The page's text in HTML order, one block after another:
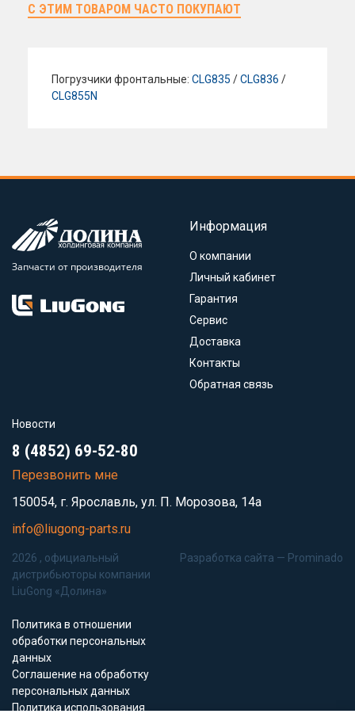
С ЭТИМ ТОВАРОМ ЧАСТО ПОКУПАЮТ
Погрузчики фронтальные: CLG835 /CLG836 /
CLG855N
Запчасти от производителя
Информация
О компании
Личный кабинет
Гарантия
Сервис
Доставка
Контакты
Обратная связь
Новости
8 (4852) 69-52-80
Перезвонить мне
150054, г. Ярославль, ул. П. Морозова, 14а
info@liugong-parts.ru
2026 , официальный
дистрибьюторы компании
LiuGong «Долина»
Политика в отношении
обработки персональных
данных
Соглашение на обработку
персональных данных
Политика использования
Разработка сайта — Prominado